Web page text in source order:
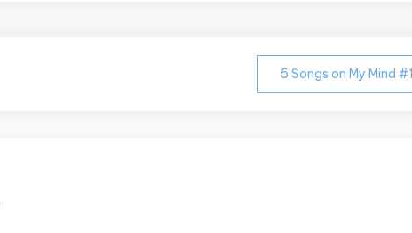
5 Songs on My Mind #1